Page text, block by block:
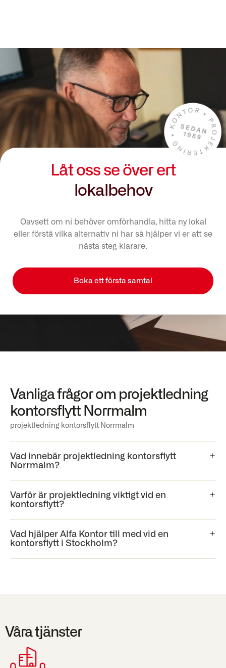
Låt oss se över ert
lokalbehov
Oavsett om ni behöver omförhandla, hitta ny lokal
eller förstå vilka alternativ ni har så hjälper vi er att se
nästa steg klarare.
Boka ett första samtal
Vanliga frågor om projektledning
kontorsflytt Norrmalm
projektledning kontorsflytt Norrmalm
Vad innebär projektledning kontorsflytt
Norrmalm?
Varför är projektledning viktigt vid en
kontorsflytt?
Vad hjälper Alfa Kontor till med vid en
kontorsflytt i Stockholm?
Våra tjänster